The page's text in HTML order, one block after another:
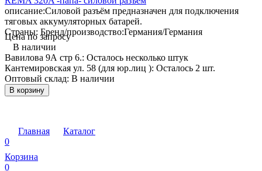
описание:Силовой разъём предназначен для подключения
тяговых аккумуляторных батарей.
Страны: Бренд/производство:Германия/Германия
Цена по запросу
В наличии
Вавилова 9А стр 6.: Осталось несколько штук
Кантемировская ул. 58 (для юр.лиц ): Осталось 2 шт.
Оптовый склад: В наличии
В корзину
Главная
Каталог
0
Корзина
0